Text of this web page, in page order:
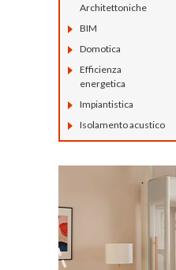
Architettoniche
BIM
Domotica
Efficienza
energetica
Impiantistica
Isolamento acustico